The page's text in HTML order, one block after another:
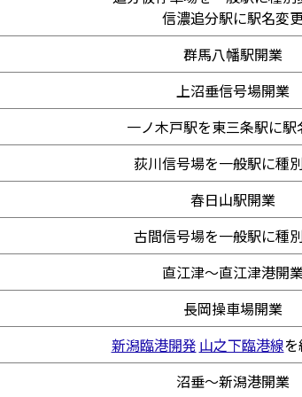
信濃追分駅に駅名変
群馬八幡駅開業
上沼垂信号場開業
一ノ木戸駅を東三条駅に駅
荻川信号場を一般駅に種
春日山駅開業
古間信号場を一般駅に種
直江津～直江津港開
長岡操車場開業
新潟臨港開発 山之下臨港線を
沼垂～新潟港開業